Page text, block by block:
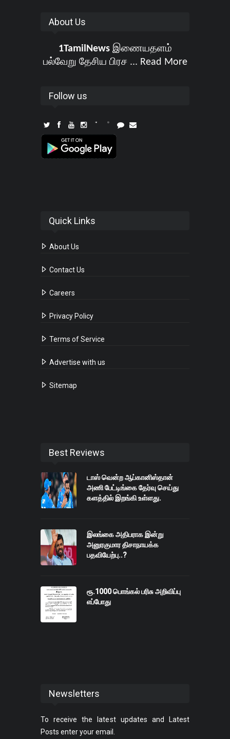
About Us
1TamilNewsஇணையதளம்
பல்வேறு தேசிய பிரச ... Read More
Follow us
Quick Links
About Us
Contact Us
Careers
Privacy Policy
Terms of Service
Advertise with us
Sitemap
Best Reviews
டாஸ் வென்ற ஆப்கானிஸ்தான்
அணி பேட்டிங்கை தேர்வு செய்து
களத்தில் இறங்கி உள்ளது.
இலங்கை அதிபராக இன்று
அனுரகுமார திசாநாயக்க
பதவியேற்பு..?
ரூ.1000 பொங்கல் பரிசு அறிவிப்பு
எப்போது
Newsletters
To receive the latest updates and Latest
Posts enter your email.